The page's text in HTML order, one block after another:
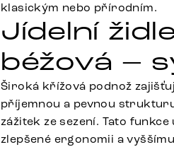
klasickým nebo přírodním.
Jídelní
béžová –
Široká křížová podnož
příjemnou a pevnou
zážitek ze sezení. Tato
zlepšené ergonomii a